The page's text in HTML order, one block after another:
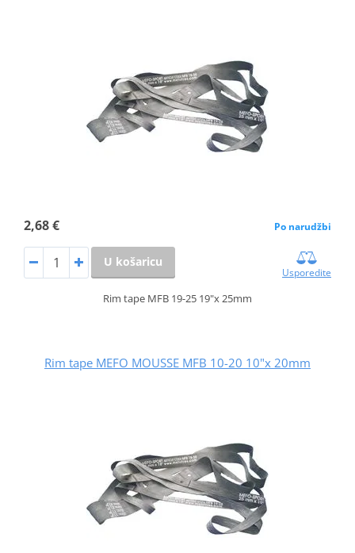
2,68 € Po narudžbi
U košaricu
Usporedite
Rim tape MFB 19-25 19"x 25mm
Rim tape MEFO MOUSSE MFB 10-20 10"x 20mm